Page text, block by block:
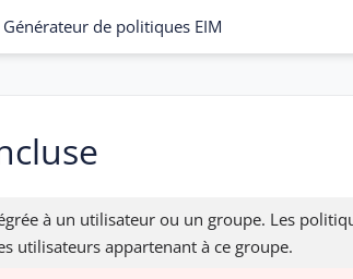
Générateur de politiques EIM
à un utilisateur ou un groupe. Les
utilisateurs appartenant à ce groupe.